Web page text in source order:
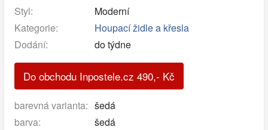
Styl:
Moderní
Kategorie:
Houpací židle a křesla
Dodání:
do týdne
Do obchodu Inpostele.cz 490,- Kč
barevná varianta: šedá
barva:
šedá